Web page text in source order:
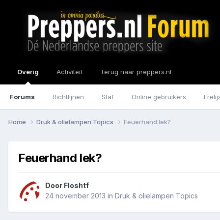
Overig
Forums Richtlijnen Staf Online gebruikers
Activiteit Terug naar preppers.nl
Home Druk & olielampen Topics Feuerhand lek?
Feuerhand lek?
Door Floshtf
24 november 2013 in Druk & olielampen Topics